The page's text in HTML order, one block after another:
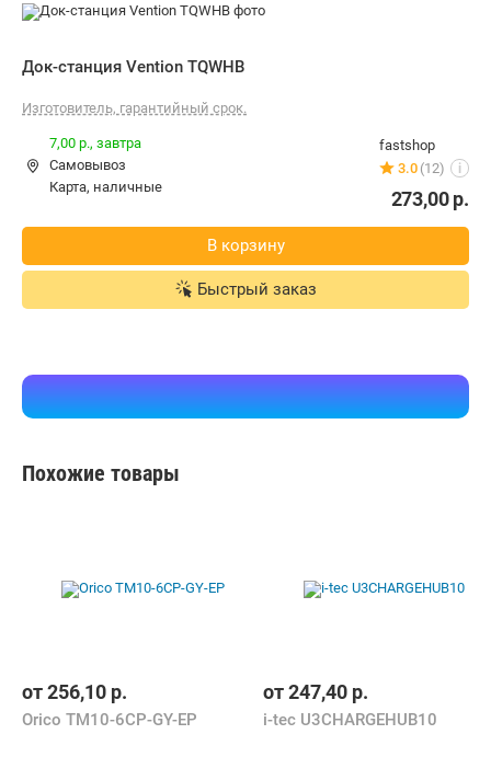
Док-станция Vention TQWHB
Изготовитель, гарантийный срок.
fastshop
3.0 (12) i
7,00 р., завтра
Самовывоз
карта, наличные
273,00р.
В корзину
Быстрый заказ
Похожие товары
от256,10 р.
Orico TM10-6CP-GY-EP
от247,40 р.
i-tec U3CHARGEHUB10